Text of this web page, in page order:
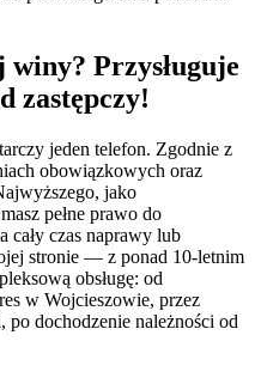
Przysługuje
zastępczy!
jeden telefon. Zgodnie z
obowiązkowych oraz
jako
pełne prawo do
cały czas naprawy lub
stronie — z ponad 10-letnim
obsługę: od
w Wojcieszowie, przez
po dochodzenie należności od